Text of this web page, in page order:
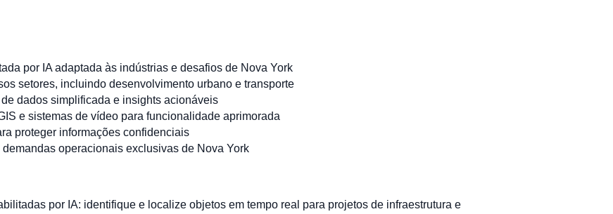
por IA adaptada às indústrias e desafios de Nova York
setores, incluindo desenvolvimento urbano e transporte
dados simplificada e insights acionáveis
e sistemas de vídeo para funcionalidade aprimorada
proteger informações confidenciais
operacionais exclusivas de Nova York
por IA: identifique e localize objetos em tempo real para projetos de infraestrutura e